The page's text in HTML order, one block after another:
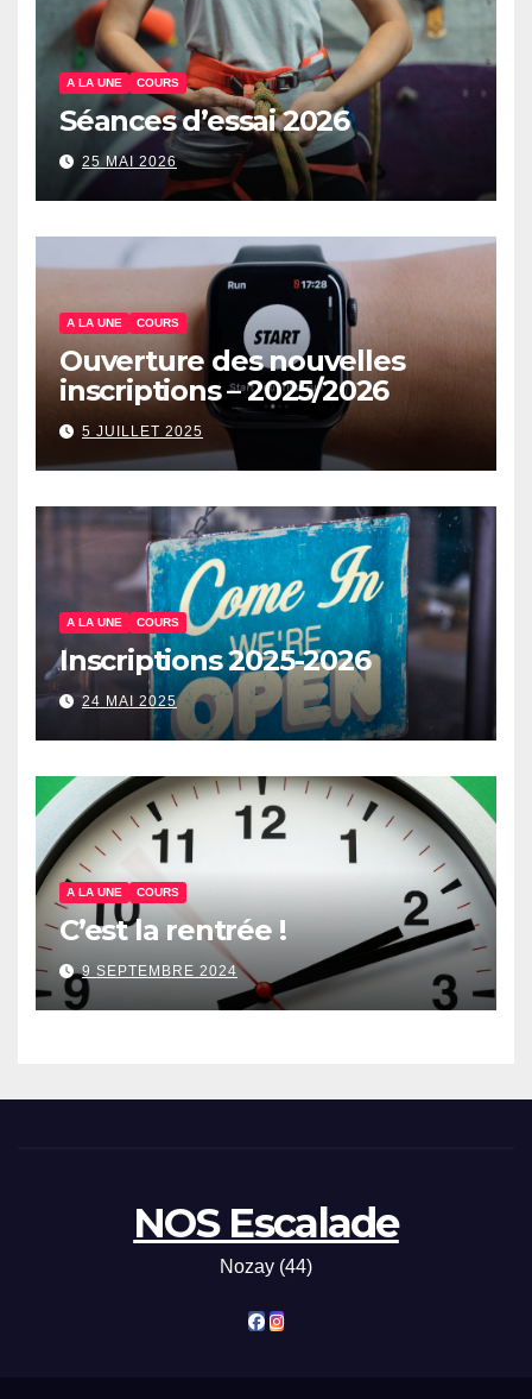
A LA UNE COURS
Séances d’essai 2026
25 MAI 2026
A LA UNE COURS
Ouverture des nouvelles
inscriptions – 2025/2026
5 JUILLET 2025
A LA UNE COURS
Inscriptions 2025-2026
24 MAI 2025
A LA UNE COURS
C’est la rentrée !
9 SEPTEMBRE 2024
NOS Escalade
Nozay (44)